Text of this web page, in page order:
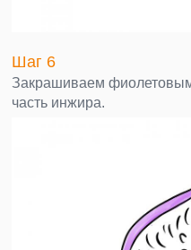
Шаг 6
Закрашиваем
часть инжира.